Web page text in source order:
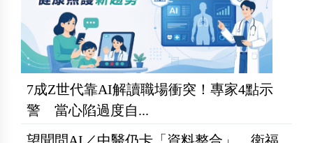
7成Z世代靠AI解讀職場衝突！專家4點示
警 當心陷過度自...